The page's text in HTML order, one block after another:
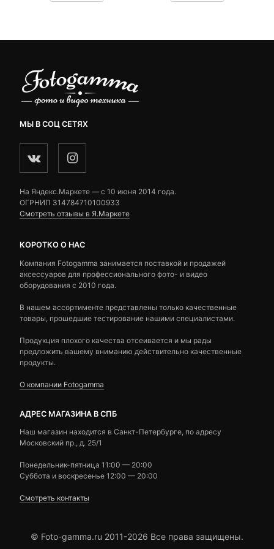
МЫ В СОЦ СЕТЯХ
На Яндекс.Маркете — c 10 июня 2014 года.
ОГРНИП 314784710100933
Смотреть отзывы в Я.Маркете
КОРОТКО О НАС
Компания Fotogamma занимается поставкой и продажей
аксессуаров для профессионального фото- и видео
оборудования с 2010 года.
В нашем ассортименте представлены только качественные
товары, прошедшие тестирование нашими специалистами.
Продукция плохого качества отсеивается и мы рады
предложить вашему вниманию действительно качественные
продукты.
О компании Fotogamma
АДРЕС МАГАЗИНА В СПБ
Наш магазин находится в Санкт-Петербурге, по адресу
Московский пр., д. 25/1
Понедельник-пятница 11:00 — 20:00
Суббота и воскресенье 12:00 — 20:00
Смотреть контакты
© Foto-gamma.ru 2011-2026 Все права защищены.